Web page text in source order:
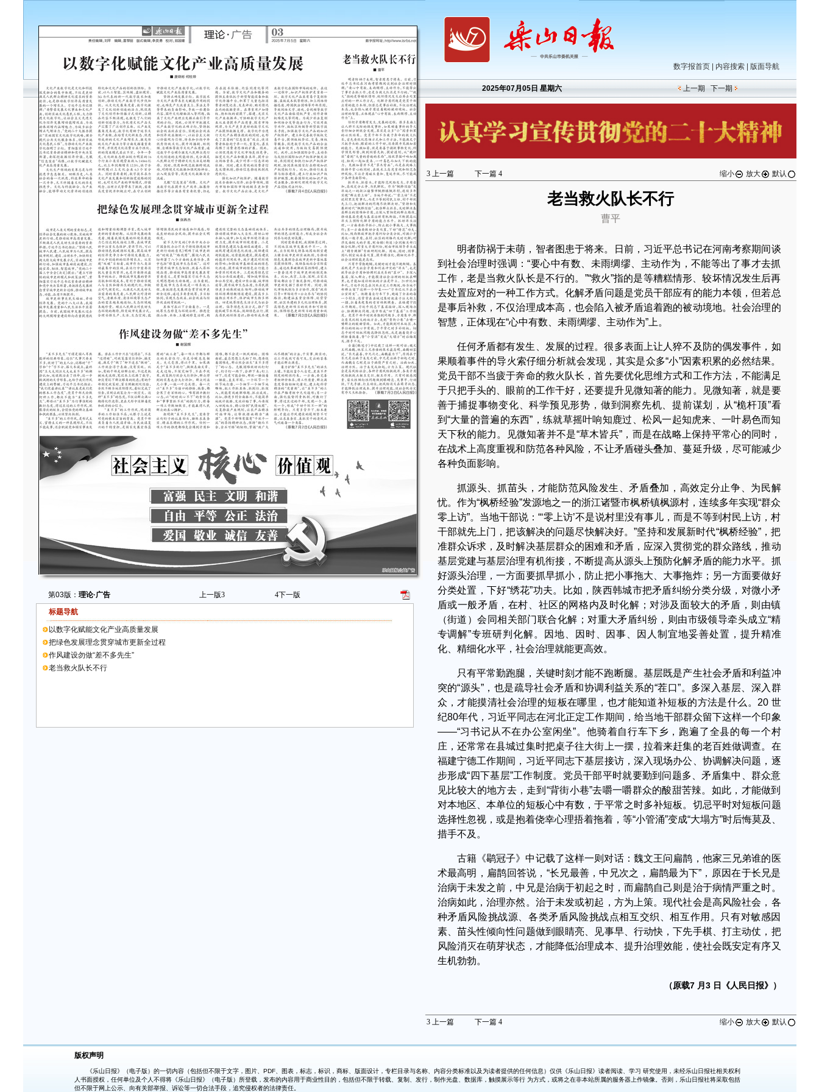
第03版： 理论·广告 上一版3 4下一版
标题导航
以数字化赋能文化产业高质量发展
把绿色发展理念贯穿城市更新全过程
作风建设勿做“差不多先生”
老当救火队长不行
数字报首页 内容搜索 版面导航
2025年07月05日 星期六 上一期 下一期
3上一篇 下一篇 4 缩小 放大 默认
老当救火队长不行
曹平
明者防祸于未萌，智者图患于将来。日前，习近平总书记在河南考察期间谈
到社会治理时强调：“要心中有数、未雨绸缪、主动作为，不能等出了事才去抓
工作，老是当救火队长是不行的。”“救火”指的是等糟糕情形、较坏情况发生后再
去处置应对的一种工作方式。化解矛盾问题是党员干部应有的能力本领，但若总
是事后补救，不仅治理成本高，也会陷入被矛盾追着跑的被动境地。社会治理的
智慧，正体现在“心中有数、未雨绸缪、主动作为”上。
任何矛盾都有发生、发展的过程。很多表面上让人猝不及防的偶发事件，如
果顺着事件的导火索仔细分析就会发现，其实是众多“小”因素积累的必然结果。
党员干部不当疲于奔命的救火队长，首先要优化思维方式和工作方法，不能满足
于只把手头的、眼前的工作干好，还要提升见微知著的能力。见微知著，就是要
善于捕捉事物变化、科学预见形势，做到洞察先机、提前谋划，从“桅杆顶”看
到“大量的普遍的东西”，练就草摇叶响知鹿过、松风一起知虎来、一叶易色而知
天下秋的能力。见微知著并不是“草木皆兵”，而是在战略上保持平常心的同时，
在战术上高度重视和防范各种风险，不让矛盾碰头叠加、蔓延升级，尽可能减少
各种负面影响。
抓源头、抓苗头，才能防范风险发生、矛盾叠加，高效定分止争、为民解
忧。作为“枫桥经验”发源地之一的浙江诸暨市枫桥镇枫源村，连续多年实现“群众
零上访”。当地干部说：“‘零上访’不是说村里没有事儿，而是不等到村民上访，村
干部就先上门，把该解决的问题尽快解决好。”坚持和发展新时代“枫桥经验”，把
准群众诉求，及时解决基层群众的困难和矛盾，应深入贯彻党的群众路线，推动
基层党建与基层治理有机衔接，不断提高从源头上预防化解矛盾的能力水平。抓
好源头治理，一方面要抓早抓小，防止把小事拖大、大事拖炸；另一方面要做好
分类处置，下好“绣花”功夫。比如，陕西韩城市把矛盾纠纷分类分级，对微小矛
盾或一般矛盾，在村、社区的网格内及时化解；对涉及面较大的矛盾，则由镇
（街道）会同相关部门联合化解；对重大矛盾纠纷，则由市级领导牵头成立“精
专调解”专班研判化解。因地、因时、因事、因人制宜地妥善处置，提升精准
化、精细化水平，社会治理就能更高效。
只有平常勤跑腿，关键时刻才能不跑断腿。基层既是产生社会矛盾和利益冲
突的“源头”，也是疏导社会矛盾和协调利益关系的“茬口”。多深入基层、深入群
众，才能摸清社会治理的短板在哪里，也才能知道补短板的方法是什么。20 世
纪80年代，习近平同志在河北正定工作期间，给当地干部群众留下这样一个印象
——“习书记从不在办公室闲坐”。他骑着自行车下乡，跑遍了全县的每一个村
庄，还常常在县城过集时把桌子往大街上一摆，拉着来赶集的老百姓做调查。在
福建宁德工作期间，习近平同志下基层接访，深入现场办公、协调解决问题，逐
步形成“四下基层”工作制度。党员干部平时就要勤到问题多、矛盾集中、群众意
见比较大的地方去，走到“背街小巷”去嚼一嚼群众的酸甜苦辣。如此，才能做到
对本地区、本单位的短板心中有数，于平常之时多补短板。切忌平时对短板问题
选择性忽视，或是抱着侥幸心理捂着拖着，等“小管涌”变成“大塌方”时后悔莫及、
措手不及。
古籍《鹖冠子》中记载了这样一则对话：魏文王问扁鹊，他家三兄弟谁的医
术最高明，扁鹊回答说，“长兄最善，中兄次之，扁鹊最为下”，原因在于长兄是
治病于未发之前，中兄是治病于初起之时，而扁鹊自己则是治于病情严重之时。
治病如此，治理亦然。治于未发或初起，方为上策。现代社会是高风险社会，各
种矛盾风险挑战源、各类矛盾风险挑战点相互交织、相互作用。只有对敏感因
素、苗头性倾向性问题做到眼睛亮、见事早、行动快，下先手棋、打主动仗，把
风险消灭在萌芽状态，才能降低治理成本、提升治理效能，使社会既安定有序又
生机勃勃。
（原载7 月3 日《人民日报》）
3上一篇 下一篇 4 缩小 放大 默认
版权声明
《乐山日报》（电子版）的一切内容（包括但不限于文字，图片、PDF、图表，标志，标识，商标、版面设计，专栏目录与名称、内容分类标准以及为读者提供的任何信息）仅供《乐山日报》读者阅读、学习 研究使用，未经乐山日报社相关权利
人书面授权，任何单位及个人不得将《乐山日报》（电子版）所登载，发布的内容用于商业性目的，包括但不限于转载、复制、发行，制作光盘、数据库，触摸展示等行 为方式，或将之在非本站所属的服务器上作镜像。否则，乐山日报社将采取包括
但不限于网上公示、向有关部举报、诉讼等一切合法手段，追究侵权者的法律责任。